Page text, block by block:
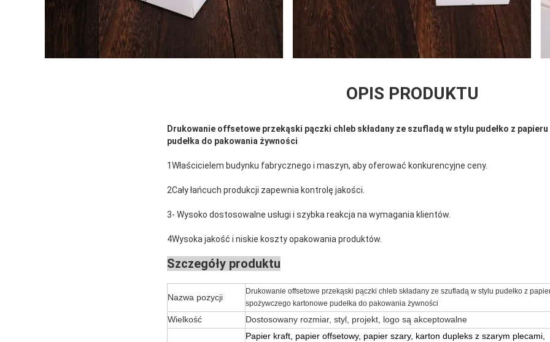
OPIS PRODUKTU
Drukowanie offsetowe przekąski pączki chleb składany ze szufladą w stylu pudełko z
pudełka do pakowania żywności
1Właścicielem budynku fabrycznego i maszyn, aby oferować konkurencyjne ceny.
2Cały łańcuch produkcji zapewnia kontrolę jakości.
3- Wysoko dostosowalne usługi i szybka reakcja na wymagania klientów.
4Wysoka jakość i niskie koszty opakowania produktów.
Szczegóły produktu
Nazwa pozycji
Drukowanie offsetowe przekąski pączki chleb składany ze szufladą w stylu pudełko z
spożywczego kartonowe pudełka do pakowania żywności
Wielkość Dostosowany rozmiar, styl, projekt, logo są akceptowalne
Papier kraft, papier offsetowy, papier szary, karton dupleks z szarym plecami,